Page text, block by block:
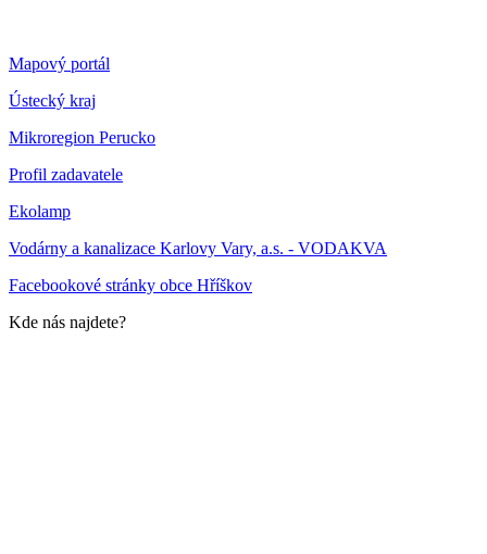
Mapový portál
Ústecký kraj
Mikroregion Perucko
Profil zadavatele
Ekolamp
Vodárny a kanalizace Karlovy Vary, a.s. - VODAKVA
Facebookové stránky obce Hříškov
Kde nás najdete?